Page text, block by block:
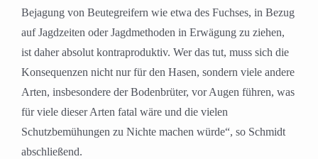
Bejagung von Beutegreifern wie etwa des Fuchses, in Bezug
auf Jagdzeiten oder Jagdmethoden in Erwägung zu ziehen,
ist daher absolut kontraproduktiv. Wer das tut, muss sich die
Konsequenzen nicht nur für den Hasen, sondern viele andere
Arten, insbesondere der Bodenbrüter, vor Augen führen, was
für viele dieser Arten fatal wäre und die vielen
Schutzbemühungen zu Nichte machen würde“, so Schmidt
abschließend.